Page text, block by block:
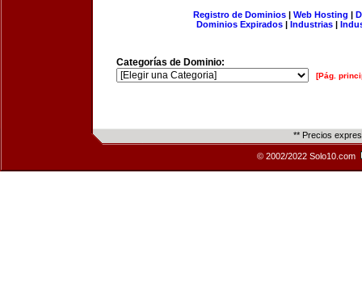
Registro de Dominios| Web Hosting |
Dominios Expirados | Industrias |
Categorías de Dominio:
[Pág.
** Precios
© 2002/2022 Solo10.com